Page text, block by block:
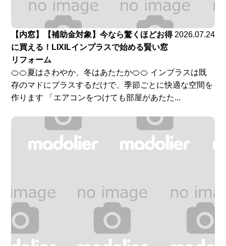
【内窓】【補助金対象】今なら驚くほどお得
に買える！LIXILインプラスで始める賢い窓
リフォーム
2026.07.24
🍊🍊夏はさわやか、冬はあたたか🍊🍊 インプラスは既
存のマドにプラスするだけで、季節ごとに快適な空間を
作ります 「エアコンをつけても部屋があたた...